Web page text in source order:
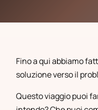
Fino a qui abbiamo
soluzione verso il
Questo viaggio puoi